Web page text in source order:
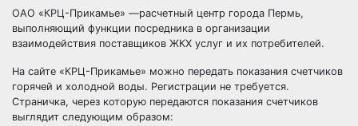
ОАО «КРЦ-Прикамье» —расчетный центр города Пермь,
выполняющий функции посредника в организации
взаимодействия поставщиков ЖКХ услуг и их потребителей.
На сайте «КРЦ-Прикамье» можно передать показания счетчиков
горячей и холодной воды. Регистрации не требуется.
Страничка, через которую передаются показания счетчиков
выглядит следующим образом: